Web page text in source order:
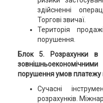
здійсненні
Торгові звичаї.
Територія
порушення.
Блок 5. Розрахунки в
порушення умов платежу
Сучасні
розрахунків.